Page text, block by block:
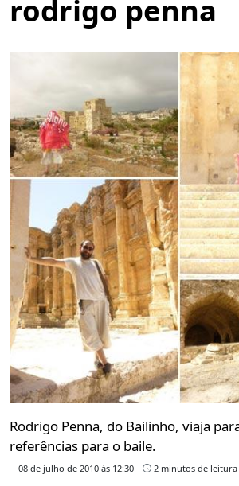
rodrigo penna
Rodrigo Penna, do Bailinho, viaja
referências para o baile.
08 de julho de 2010 às 12:30 2 minutos de leitura